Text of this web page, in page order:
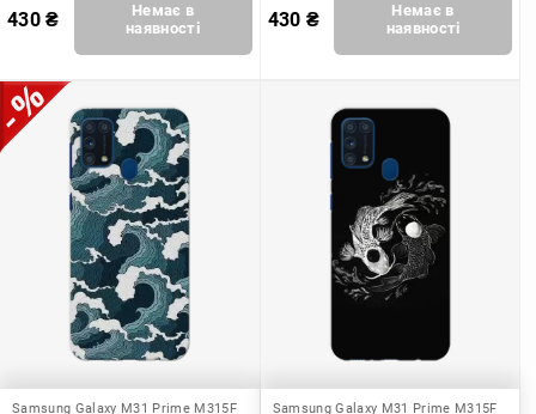
430₴
Немає в
наявності
430 ₴
Немає в
наявності
Samsung Galaxy M31 Prime M315F Samsung Galaxy M31 Prime M315F